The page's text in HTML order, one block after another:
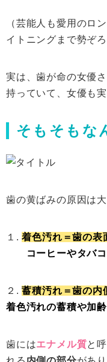
（芸能人も愛用のロ
イトニングまで勢ぞろ
実は、歯が命の女優
持っていて、女優も
そもそもな
歯の黄ばみの原因は
１.着色汚れ＝歯の表
コーヒーやタバコ
２.蓄積汚れ＝歯の内
着色汚れの蓄積や加
歯にはエナメル質と